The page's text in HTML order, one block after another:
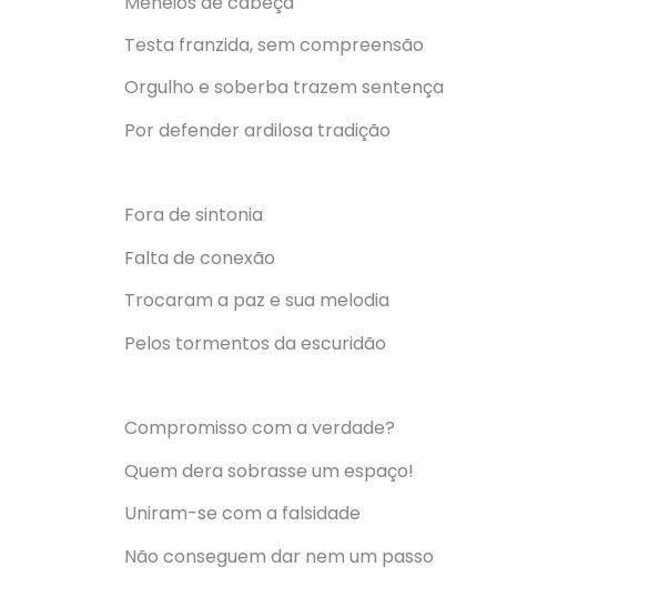
Testa franzida, sem compreensão
Orgulho e soberba trazem sentença
Por defender ardilosa tradição
Fora de sintonia
Falta de conexão
Trocaram a paz e sua melodia
Pelos tormentos da escuridão
Compromisso com a verdade?
Quem dera sobrasse um espaço!
Uniram-se com a falsidade
Não conseguem dar nem um passo